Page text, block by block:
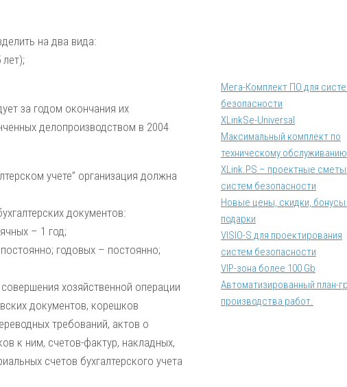
на два вида:
за годом окончания их
делопроизводством в 2004
учете” организация должна
документов:
– 1 год;
годовых – постоянно;
хозяйственной операции
документов, корешков
требований, актов о
к ним, счетов-фактур, накладных,
счетов бухгалтерского учета
Мега-Комплект ПО для
безопасности
XLinkSe-Universal
Максимальный комплект по
техническому обслуживанию
XLink.PS – проектные
систем безопасности
Новые цены, скидки, бонусы
подарки
VISIO-S для проектирования
систем безопасности
VIP-зона более 100 Gb
Автоматизированный план-
производства работ.